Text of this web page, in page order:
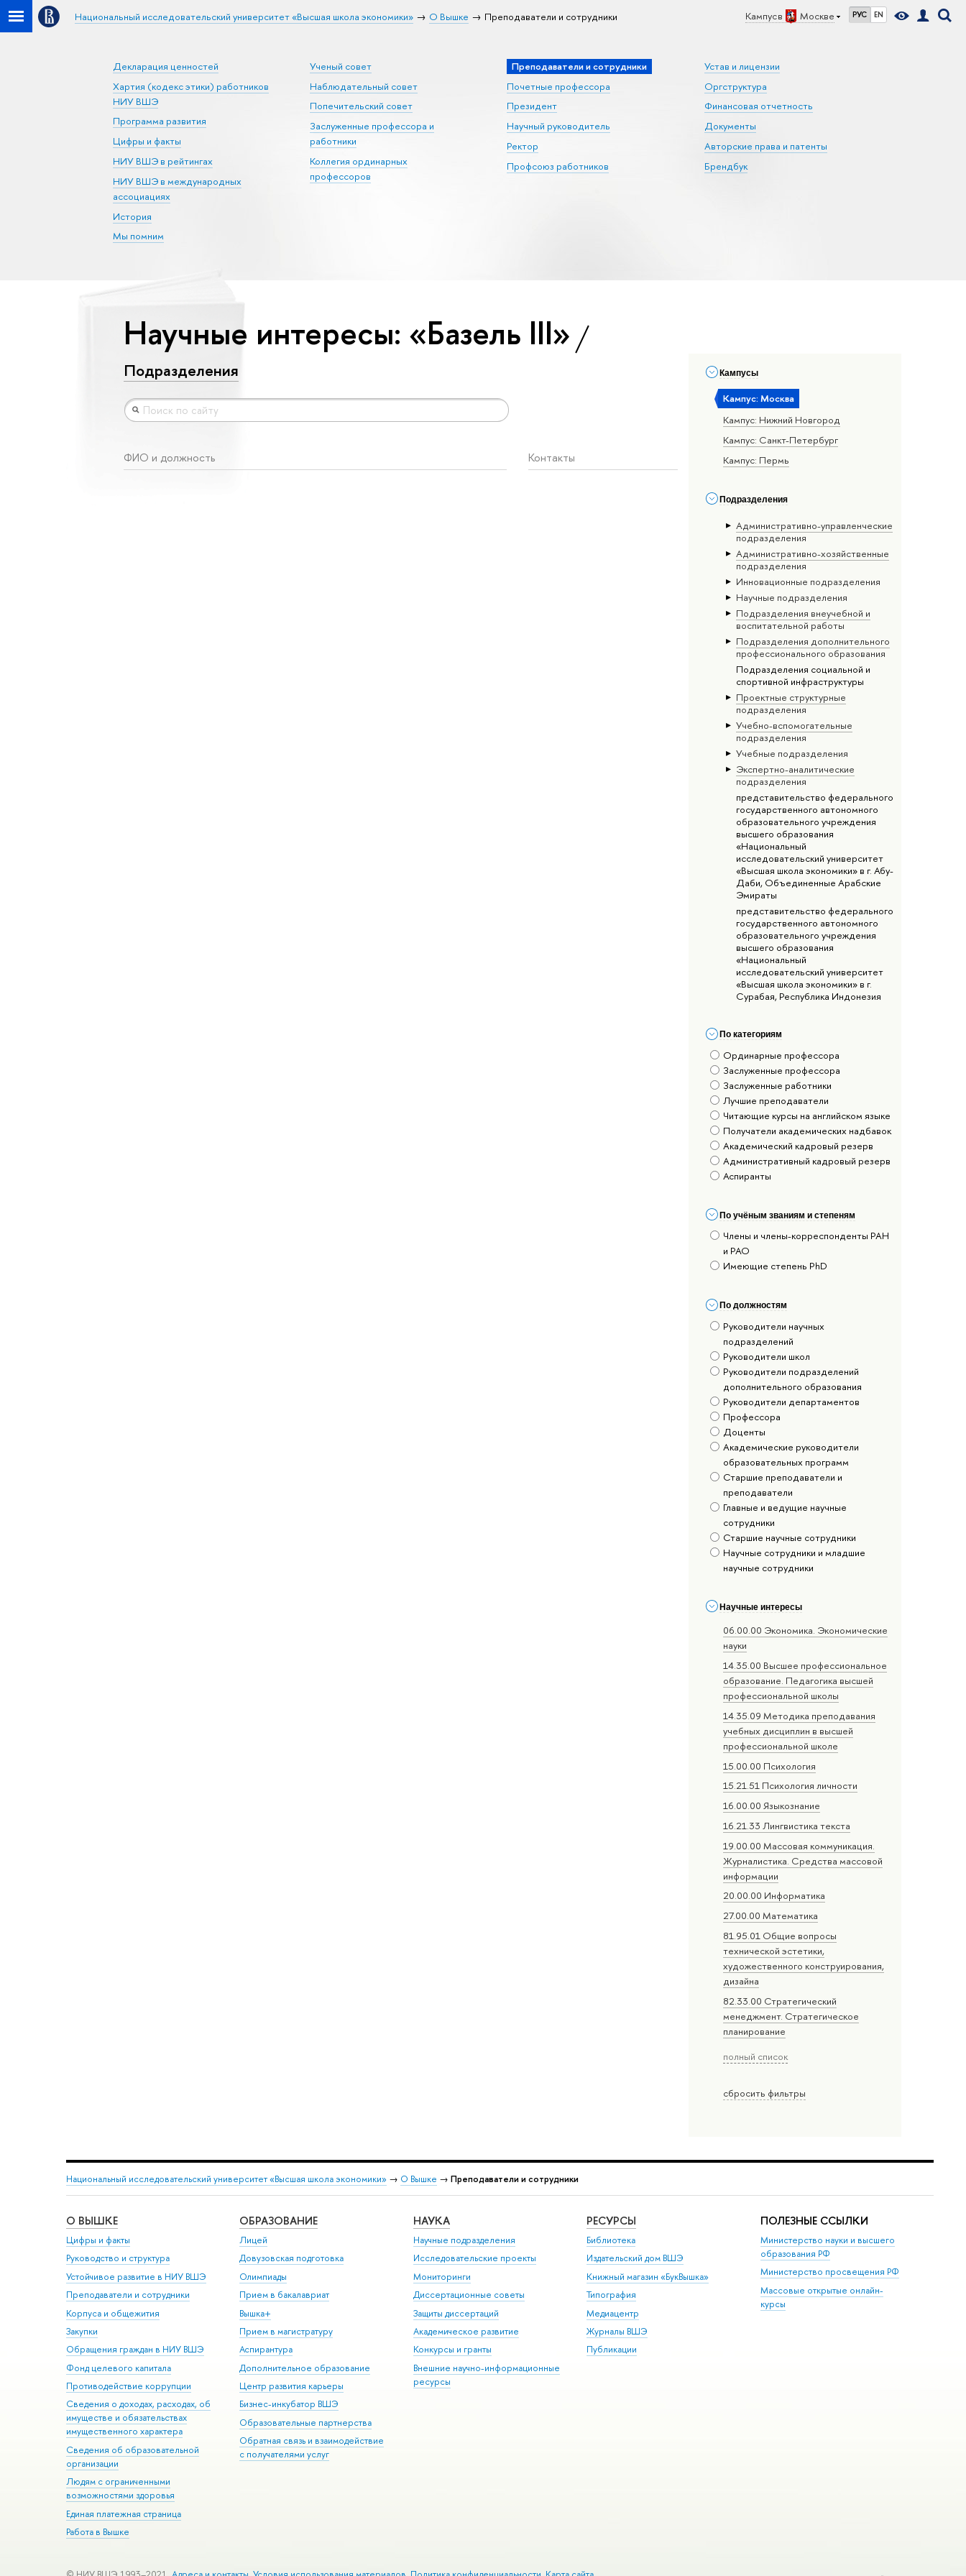
Кампус в Москве РУС EN
Национальный исследовательский университет «Высшая школа экономики» О Вышке Преподаватели и сотрудники
Декларация ценностей
Хартия (кодекс этики) работников
НИУ ВШЭ
Программа развития
Цифры и факты
НИУ ВШЭ в рейтингах
НИУ ВШЭ в международных
ассоциациях
История
Мы помним
Ученый совет
Наблюдательный совет
Попечительский совет
Заслуженные профессора и
работники
Коллегия ординарных
профессоров
Преподаватели и сотрудники
Почетные профессора
Президент
Научный руководитель
Ректор
Профсоюз работников
Устав и лицензии
Оргструктура
Финансовая отчетность
Документы
Авторские права и патенты
Брендбук
Кампусы
Кампус: Москва
Кампус: Нижний Новгород
Кампус: Санкт-Петербург
Кампус: Пермь
Подразделения
Административно-управленческие
подразделения
Административно-хозяйственные
подразделения
Инновационные подразделения
Научные подразделения
Подразделения внеучебной и
воспитательной работы
Подразделения дополнительного
профессионального образования
Подразделения социальной и
спортивной инфраструктуры
Проектные структурные
подразделения
Учебно-вспомогательные
подразделения
Учебные подразделения
Экспертно-аналитические
подразделения
представительство федерального
государственного автономного
образовательного учреждения
высшего образования
«Национальный
исследовательский университет
«Высшая школа экономики» в г. Абу-
Даби, Объединенные Арабские
Эмираты
представительство федерального
государственного автономного
образовательного учреждения
высшего образования
«Национальный
исследовательский университет
«Высшая школа экономики» в г.
Сурабая, Республика Индонезия
По категориям
Ординарные профессора
Заслуженные профессора
Заслуженные работники
Лучшие преподаватели
Читающие курсы на английском языке
Получатели академических надбавок
Академический кадровый резерв
Административный кадровый резерв
Аспиранты
По учёным званиям и степеням
Члены и члены-корреспонденты РАН
и РАО
Имеющие степень PhD
По должностям
Руководители научных
подразделений
Руководители школ
Руководители подразделений
дополнительного образования
Руководители департаментов
Профессора
Доценты
Академические руководители
образовательных программ
Старшие преподаватели и
преподаватели
Главные и ведущие научные
сотрудники
Старшие научные сотрудники
Научные сотрудники и младшие
научные сотрудники
Научные интересы
06.00.00 Экономика. Экономические
науки
14.35.00 Высшее профессиональное
образование. Педагогика высшей
профессиональной школы
14.35.09 Методика преподавания
учебных дисциплин в высшей
профессиональной школе
15.00.00 Психология
15.21.51 Психология личности
16.00.00 Языкознание
16.21.33 Лингвистика текста
19.00.00 Массовая коммуникация.
Журналистика. Средства массовой
информации
20.00.00 Информатика
27.00.00 Математика
81.95.01 Общие вопросы
технической эстетики,
художественного конструирования,
дизайна
82.33.00 Стратегический
менеджмент. Стратегическое
планирование
полный список
сбросить фильтры
Научные интересы: «Базель III»
Подразделения
ФИО и должность Контакты
Национальный исследовательский университет «Высшая школа экономики» → О Вышке → Преподаватели и сотрудники
О ВЫШКЕ
Цифры и факты
Руководство и структура
Устойчивое развитие в НИУ ВШЭ
Преподаватели и сотрудники
Корпуса и общежития
Закупки
Обращения граждан в НИУ ВШЭ
Фонд целевого капитала
Противодействие коррупции
Сведения о доходах, расходах, об
имуществе и обязательствах
имущественного характера
Сведения об образовательной
организации
Людям с ограниченными
возможностями здоровья
Единая платежная страница
Работа в Вышке
ОБРАЗОВАНИЕ
Лицей
Довузовская подготовка
Олимпиады
Прием в бакалавриат
Вышка+
Прием в магистратуру
Аспирантура
Дополнительное образование
Центр развития карьеры
Бизнес-инкубатор ВШЭ
Образовательные партнерства
Обратная связь и взаимодействие
с получателями услуг
НАУКА
Научные подразделения
Исследовательские проекты
Мониторинги
Диссертационные советы
Защиты диссертаций
Академическое развитие
Конкурсы и гранты
Внешние научно-информационные
ресурсы
РЕСУРСЫ
Библиотека
Издательский дом ВШЭ
Книжный магазин «БукВышка»
Типография
Медиацентр
Журналы ВШЭ
Публикации
ПОЛЕЗНЫЕ ССЫЛКИ
Министерство науки и высшего
образования РФ
Министерство просвещения РФ
Массовые открытые онлайн-
курсы